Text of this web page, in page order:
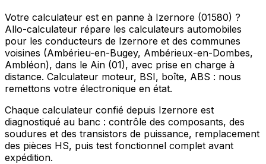
Votre calculateur est en panne à Izernore (01580) ?
Allo-calculateur répare les calculateurs automobiles
pour les conducteurs de Izernore et des communes
voisines (Ambérieu-en-Bugey, Ambérieux-en-Dombes,
Ambléon), dans le Ain (01), avec prise en charge à
distance. Calculateur moteur, BSI, boîte, ABS : nous
remettons votre électronique en état.
Chaque calculateur confié depuis Izernore est
diagnostiqué au banc : contrôle des composants, des
soudures et des transistors de puissance, remplacement
des pièces HS, puis test fonctionnel complet avant
expédition.